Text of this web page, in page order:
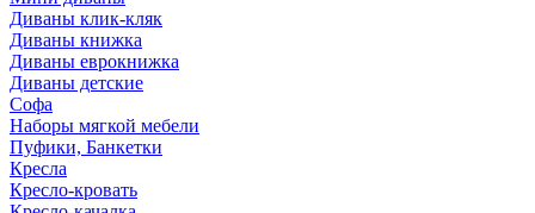
Диваны клик-кляк
Диваны книжка
Диваны еврокнижка
Диваны детские
Софа
Наборы мягкой мебели
Пуфики, Банкетки
Кресла
Кресло-кровать